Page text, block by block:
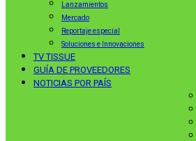
Lanzamientos
Mercado
Reportaje especial
Soluciones e Innovaciones
TV TISSUE
GUÍA DE PROVEEDORES
NOTICIAS POR PAÍS